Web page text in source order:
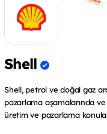
Shell
Shell, petrol ve doğal gaz
pazarlama aşamalarında
üretim ve pazarlama